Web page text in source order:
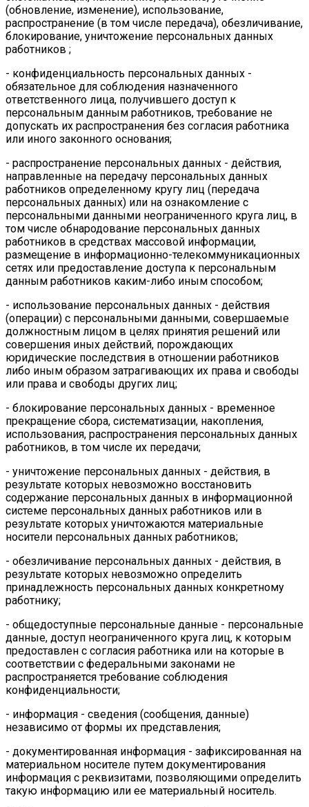
(обновление, изменение), использование,
распространение (в том числе передача), обезличивание,
блокирование, уничтожение персональных данных
работников ;
- конфиденциальность персональных данных -
обязательное для соблюдения назначенного
ответственного лица, получившего доступ к
персональным данным работников, требование не
допускать их распространения без согласия работника
или иного законного основания;
- распространение персональных данных - действия,
направленные на передачу персональных данных
работников определенному кругу лиц (передача
персональных данных) или на ознакомление с
персональными данными неограниченного круга лиц, в
том числе обнародование персональных данных
работников в средствах массовой информации,
размещение в информационно-телекоммуникационных
сетях или предоставление доступа к персональным
данным работников каким-либо иным способом;
- использование персональных данных - действия
(операции) с персональными данными, совершаемые
должностным лицом в целях принятия решений или
совершения иных действий, порождающих
юридические последствия в отношении работников
либо иным образом затрагивающих их права и свободы
или права и свободы других лиц;
- блокирование персональных данных - временное
прекращение сбора, систематизации, накопления,
использования, распространения персональных данных
работников, в том числе их передачи;
- уничтожение персональных данных - действия, в
результате которых невозможно восстановить
содержание персональных данных в информационной
системе персональных данных работников или в
результате которых уничтожаются материальные
носители персональных данных работников;
- обезличивание персональных данных - действия, в
результате которых невозможно определить
принадлежность персональных данных конкретному
работнику;
- общедоступные персональные данные - персональные
данные, доступ неограниченного круга лиц, к которым
предоставлен с согласия работника или на которые в
соответствии с федеральными законами не
распространяется требование соблюдения
конфиденциальности;
- информация - сведения (сообщения, данные)
независимо от формы их представления;
- документированная информация - зафиксированная на
материальном носителе путем документирования
информация с реквизитами, позволяющими определить
такую информацию или ее материальный носитель.